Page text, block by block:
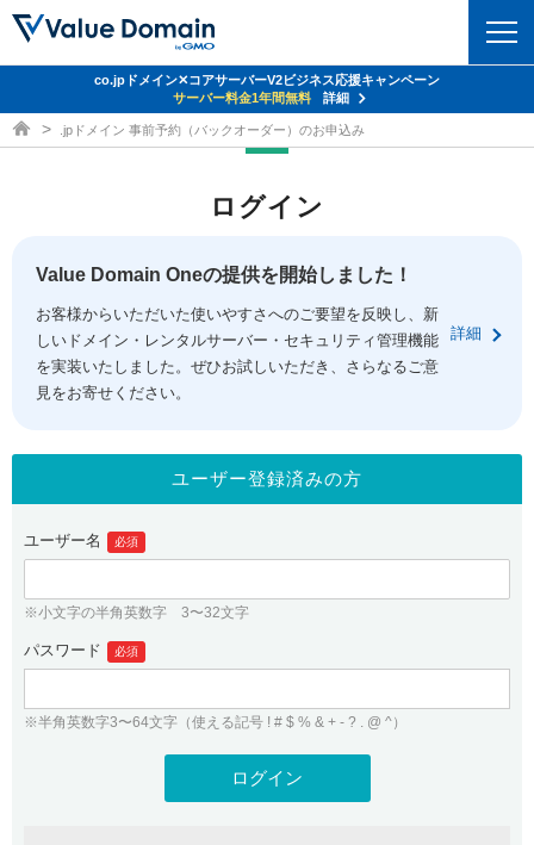
ドメイントップ
ドメイン移管
ドメイン価格一覧
ドメイン一括検索
.jpドメインオークション
gTLDオークション NEW!
.jpドメインバックオーダー
プレミアムドメイン
人気ドメインの種類
WHOIS検索
コアサーバー
バリューサーバー
XREA
セキュリティトップ
Value Domain ネットde診断
SSL証明書
サービストップ
お得意様割引
紹介制度
バリュードメインAPI
ドメイン・ホスティングOEM
facebook
ログイン
従来のバリュードメインをご利用希望の方
Value Domainにログイン
ユーザー登録
co.jpドメイン✕コアサーバーV2ビジネス応援キャンペーン
サーバー料金1年間無料
詳細
ドメイン取得ならバリュードメイン
.jpドメイン 事前予約（バックオーダー）のお申込み
ログイン
Value Domain Oneの提供を開始しました！
お客様からいただいた使いやすさへのご要望を反映し、新
しいドメイン・レンタルサーバー・セキュリティ管理機能
を実装いたしました。ぜひお試しいただき、さらなるご意
見をお寄せください。
詳細
ユーザー登録済みの方
ユーザー名 必須
※小文字の半角英数字 3〜32文字
パスワード 必須
※半角英数字3〜64文字（使える記号 ! # $ % & + - ? . @ ^）